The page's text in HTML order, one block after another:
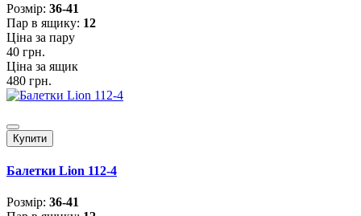
Розмiр: 36-41
Пар в ящику: 12
Ціна за пару
40 грн.
Ціна за ящик
480 грн.
Купити
Балетки Lion 112-4
Розмiр: 36-41